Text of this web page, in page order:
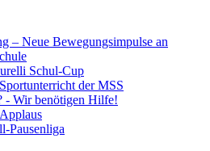
– Neue Bewegungsimpulse an
Schul-Cup
der MSS
- Wir benötigen Hilfe!
Pausenliga